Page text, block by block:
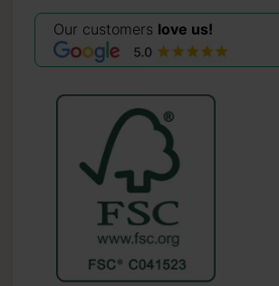
Our customers love us!